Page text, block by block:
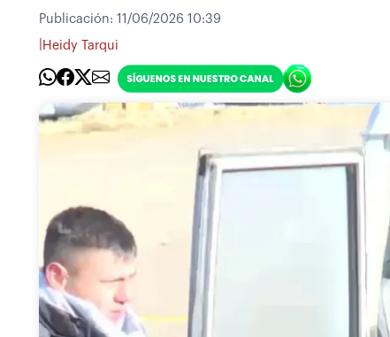
Publicación: 11/06/2026 10:39
Heidy Tarqui